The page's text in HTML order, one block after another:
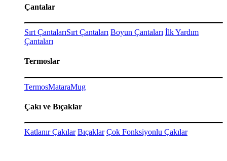
Çantalar
Sırt ÇantalarıSırt Çantaları Boyun Çantaları İlk Yardım
Çantaları
Termoslar
TermosMataraMug
Çakı ve Bıçaklar
Katlanır Çakılar Bıçaklar Çok Fonksiyonlu Çakılar